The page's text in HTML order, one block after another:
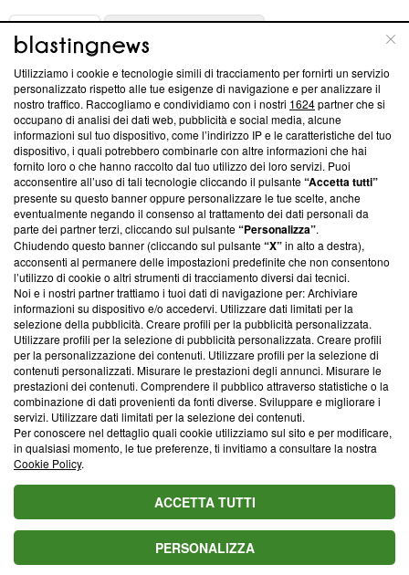
ABOUT
Questa sezione offre informazioni trasparenti su Blasting
News, sui nostri processi editoriali e su come ci impegniamo a
creare news di qualità. Inoltre, afferma la nostra aderenza a
‘Trust Project - News with Integrity’Blasting News non è
ancora membro del programma, ma ha richiesto di farne
parte; Trust Project non ha ancora effettuato una verifica di
conformità agli standard.
Su di noi
Team editoriale
Corporate
Redazione
Informativa Privacy
Cookie Policy
Blasting SA, IDI CHE-247.845.224, Via Carlo Frasca, 3 - 6900
Lugano (Svizzera) Tel:+39 0690258937
© 2026 Blasting News
Utilizziamo i cookie e tecnologie simili di tracciamento per fornirti un servizio
personalizzato rispetto alle tue esigenze di navigazione e per analizzare il
nostro traffico. Raccogliamo e condividiamo con i nostri 1624partner che si
occupano di analisi dei dati web, pubblicità e social media, alcune
informazioni sul tuo dispositivo, come l’indirizzo IP e le caratteristiche del tuo
dispositivo, i quali potrebbero combinarle con altre informazioni che hai
fornito loro o che hanno raccolto dal tuo utilizzo dei loro servizi. Puoi
acconsentire all’uso di tali tecnologie cliccando il pulsante“Accetta tutti”
presente su questo banner oppure personalizzare le tue scelte, anche
eventualmente negando il consenso al trattamento dei dati personali da
parte dei partner terzi, cliccando sul pulsante“Personalizza”.
Chiudendo questo banner (cliccando sul pulsante“X”in alto a destra),
acconsenti al permanere delle impostazioni predefinite che non consentono
l’utilizzo di cookie o altri strumenti di tracciamento diversi dai tecnici.
Noi e i nostri partner trattiamo i tuoi dati di navigazione per: Archiviare
informazioni su dispositivo e/o accedervi. Utilizzare dati limitati per la
selezione della pubblicità. Creare profili per la pubblicità personalizzata.
Utilizzare profili per la selezione di pubblicità personalizzata. Creare profili
per la personalizzazione dei contenuti. Utilizzare profili per la selezione di
contenuti personalizzati. Misurare le prestazioni degli annunci. Misurare le
prestazioni dei contenuti. Comprendere il pubblico attraverso statistiche o la
combinazione di dati provenienti da fonti diverse. Sviluppare e migliorare i
servizi. Utilizzare dati limitati per la selezione dei contenuti.
Per conoscere nel dettaglio quali cookie utilizziamo sul sito e per modificare,
in qualsiasi momento, le tue preferenze, ti invitiamo a consultare la nostra
Cookie Policy.
ACCETTA TUTTI
PERSONALIZZA